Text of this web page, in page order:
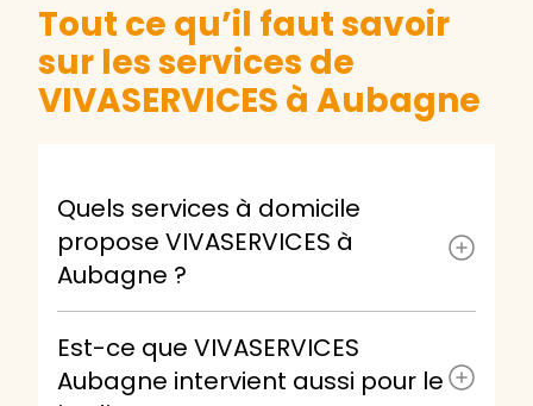
Tout ce qu’il faut savoir
sur les services de
VIVASERVICES à Aubagne
Quels services à domicile
propose VIVASERVICES à
Aubagne ?
Est-ce que VIVASERVICES
Aubagne intervient aussi pour le